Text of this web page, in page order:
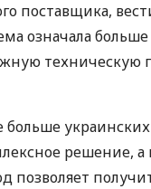
поставщика,
означала
больше
решение, а
позволяет